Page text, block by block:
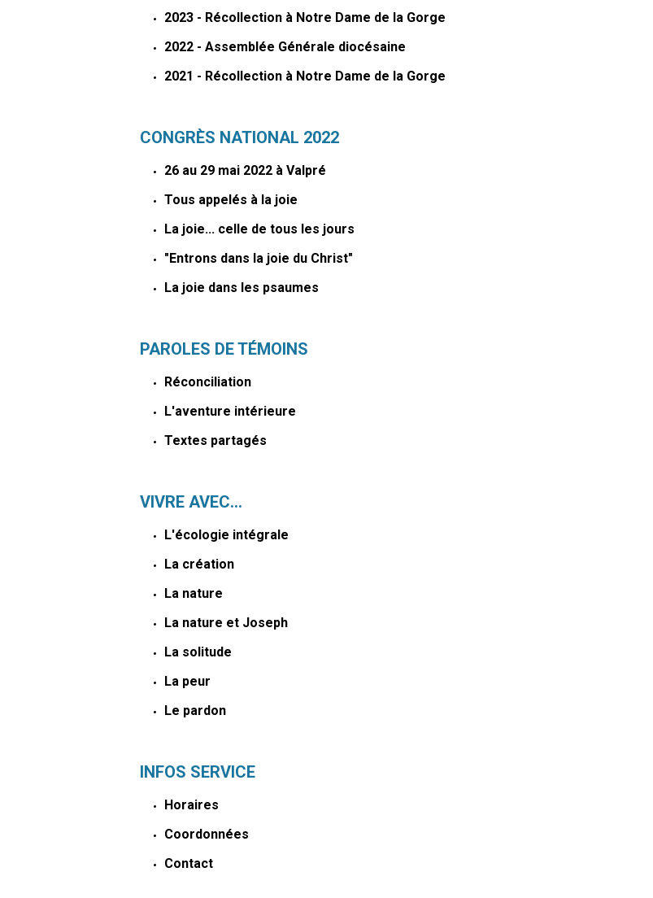
2023 - Récollection à Notre Dame de la Gorge
2022 - Assemblée Générale diocésaine
2021 - Récollection à Notre Dame de la Gorge
CONGRÈS NATIONAL 2022
26 au 29 mai 2022 à Valpré
Tous appelés à la joie
La joie... celle de tous les jours
"Entrons dans la joie du Christ"
La joie dans les psaumes
PAROLES DE TÉMOINS
Réconciliation
L'aventure intérieure
Textes partagés
VIVRE AVEC...
L'écologie intégrale
La création
La nature
La nature et Joseph
La solitude
La peur
Le pardon
INFOS SERVICE
Horaires
Coordonnées
Contact